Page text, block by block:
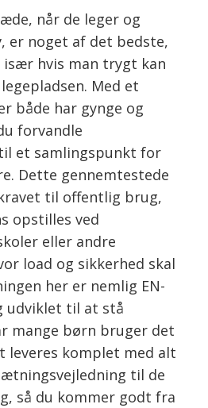
når de leger og
er noget af det bedste,
især hvis man trygt kan
Med et
både har gynge og
forvandle
et samlingspunkt for
Dette gennemtestede
til offentlig brug,
opstilles ved
eller andre
load og sikkerhed skal
her er nemlig EN-
udviklet til at stå
mange børn bruger det
leveres komplet med alt
til de
så du kommer godt fra